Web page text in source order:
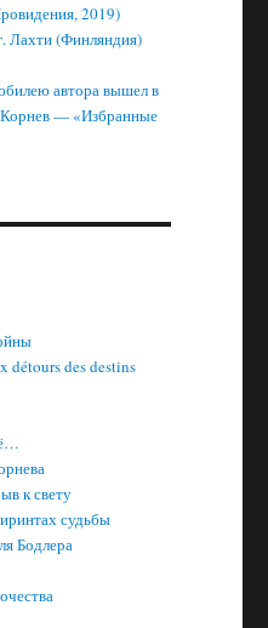
2019)
Лахти (Финляндия)
автора вышел в
Корнев — «Избранные
détours des destins
к свету
судьбы
Бодлера